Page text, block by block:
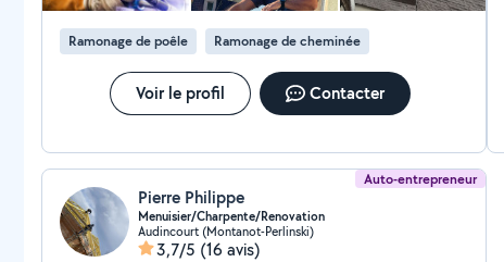
Ramonage de poêle Ramonage de cheminée
Voir le profil Contacter
Auto-entrepreneur
Pierre Philippe
Menuisier/Charpente/Renovation
Audincourt (Montanot-Perlinski)
3,7/5 (16 avis)